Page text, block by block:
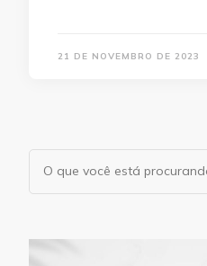
21 DE NOVEMBRO DE 2023
Procurando
algo?